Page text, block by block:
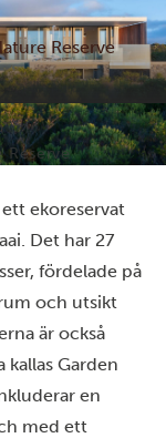
Reserve
Reserve
ett ekoreservat
Det har 27
fördelade på
och utsikt
är också
kallas Garden
en
med ett